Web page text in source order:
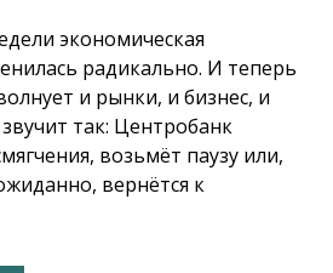
экономическая
радикально. И теперь
и рынки, и бизнес, и
так: Центробанк
возьмёт паузу или,
вернётся к